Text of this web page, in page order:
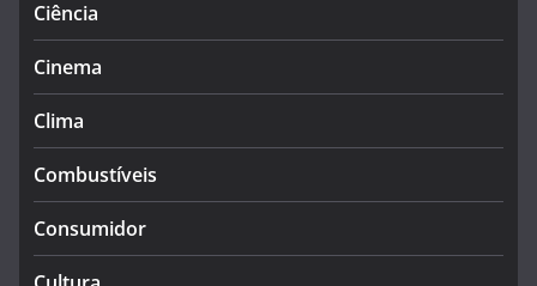
Ciência
Cinema
Clima
Combustíveis
Consumidor